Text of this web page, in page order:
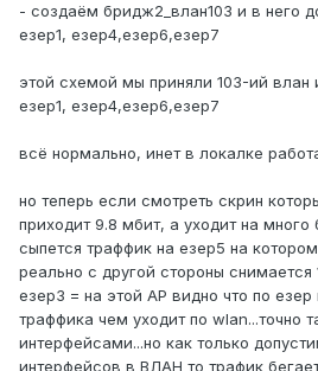
- создаём бридж2_влан103 и в него
езер1, езер4,езер6,езер7
этой схемой мы приняли 103-ий влан
езер1, езер4,езер6,езер7
всё нормально, инет в локалке
но теперь если смотреть скрин
приходит 9.8 мбит, а уходит на
сыпется траффик на езер5 на
реально с другой стороны
езер3 = на этой АР видно что по
траффика чем уходит по wlan...точно
интерфейсами...но как только
интерфейсов в ВЛАН то трафик